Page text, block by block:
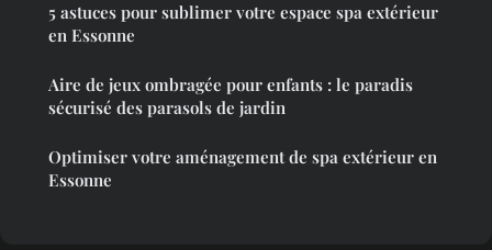
5 astuces pour sublimer votre espace spa extérieur
en Essonne
Aire de jeux ombragée pour enfants : le paradis
sécurisé des parasols de jardin
Optimiser votre aménagement de spa extérieur en
Essonne